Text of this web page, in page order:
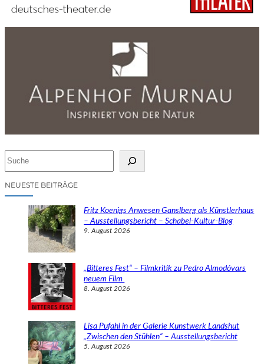
NEUESTE BEITRÄGE
Fritz Koenigs Anwesen Ganslberg als Künstlerhaus
– Ausstellungsbericht – Schabel-Kultur-Blog
9. August 2026
„Bitteres Fest“ – Filmkritik zu Pedro Almodóvars
neuem Film
8. August 2026
Lisa Pufahl in der Galerie Kunstwerk Landshut
„Zwischen den Stühlen“ – Ausstellungsbericht
5. August 2026